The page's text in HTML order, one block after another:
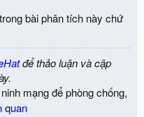
bài phân tích này chứ
để thảo luận và cập
mạng để phòng chống,
quan